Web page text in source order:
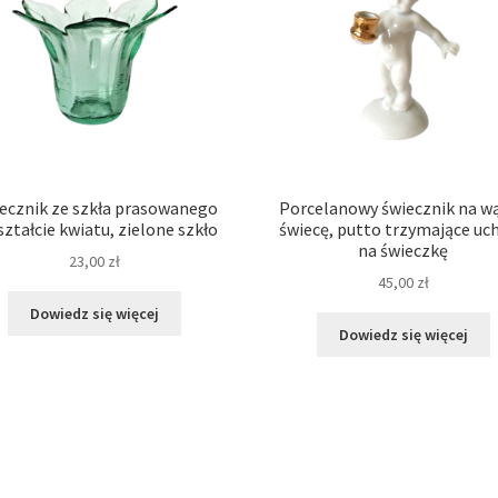
ze szkła prasowanego
kwiatu, zielone szkło
23,00 zł
Dowiedz się więcej
Porcelanowy świecznik na
świecę, putto trzymające
na świeczkę
45,00 zł
Dowiedz się więcej